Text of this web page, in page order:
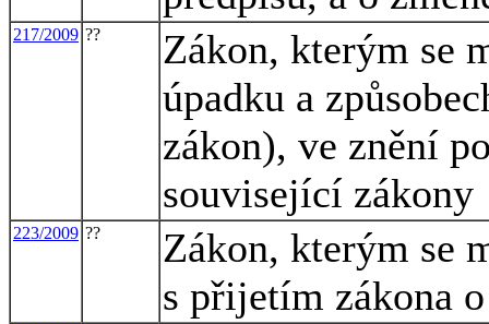
217/2009 ??
Zákon, kterým se
úpadku a
zákon), ve znění
související zákony
223/2009 ??
Zákon, kterým se
s přijetím zákona